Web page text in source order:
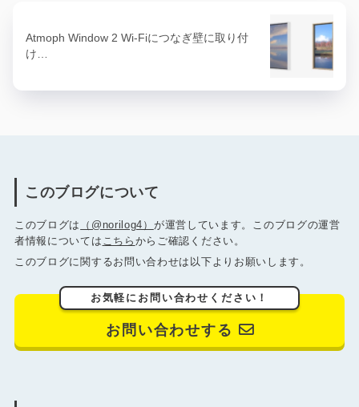
Atmoph Window 2 Wi-Fiにつなぎ壁に取り付
け…
このブログについて
このブログは （@norilog4） が運営しています。このブログの運営
者情報については こちら からご確認ください。
このブログに関するお問い合わせは以下よりお願いします。
お気軽にお問い合わせください！
お問い合わせする